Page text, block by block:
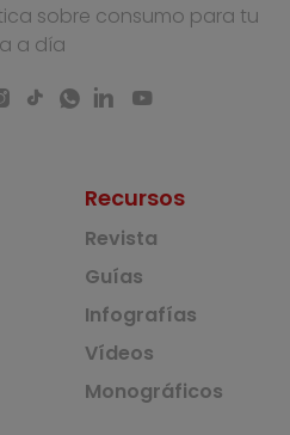
sobre consumo para tu
a día
Recursos
Revista
Guías
Infografías
Vídeos
Monográficos